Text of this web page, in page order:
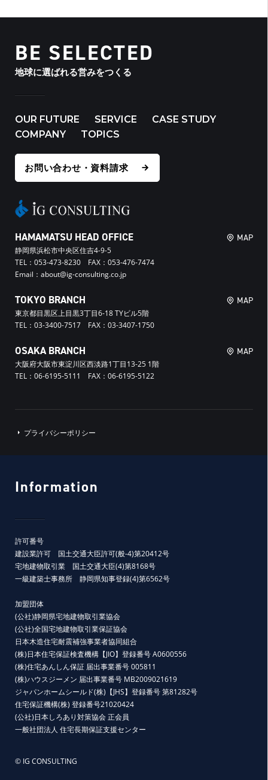
BE SELECTED
地球に選ばれる営みをつくる
OUR FUTURE SERVICE
CASE STUDY
COMPANY
TOPICS
お問い合わせ・資料請求
HAMAMATSU HEAD OFFICE
静岡県浜松市中央区住吉4-9-5
TEL：053-473-8230 FAX：053-476-7474
Email：about@ig-consulting.co.jp
MAP
TOKYO BRANCH
東京都目黒区上目黒3丁目6-18 TYビル5階
TEL：03-3400-7517 FAX：03-3407-1750
MAP
OSAKA BRANCH
大阪府大阪市東淀川区西淡路1丁目13-25 1階
TEL：06-6195-5111 FAX：06-6195-5122
MAP
プライバシーポリシー
Information
許可番号
建設業許可 国土交通大臣許可(般-4)第20412号
宅地建物取引業 国土交通大臣(4)第8168号
一級建築士事務所 静岡県知事登録(4)第6562号
加盟団体
(公社)静岡県宅地建物取引業協会
(公社)全国宅地建物取引業保証協会
日本木造住宅耐震補強事業者協同組合
(株)日本住宅保証検査機構【JIO】登録番号 A0600556
(株)住宅あんしん保証 届出事業番号 005811
(株)ハウスジーメン 届出事業番号 MB2009021619
ジャパンホームシールド(株)【JHS】登録番号 第81282号
住宅保証機構(株) 登録番号21020424
(公社)日本しろあり対策協会 正会員
一般社団法人 住宅長期保証支援センター
© IG CONSULTING